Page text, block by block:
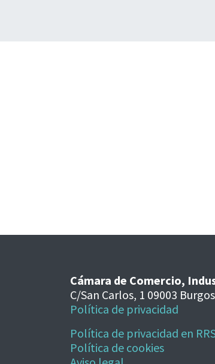
Cámara de Comercio,
C/San Carlos, 1 09003 Burgos
Política de privacidad
Política de privacidad en
Política de cookies